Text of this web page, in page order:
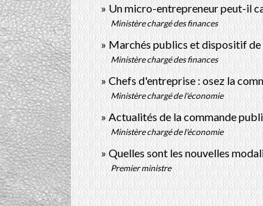
Un micro-entrepreneur peut-il
Ministère chargé des finances
Marchés publics et dispositif
Ministère chargé des finances
Chefs d'entreprise : osez la
Ministère chargé de l'économie
Actualités de la commande
Ministère chargé de l'économie
Quelles sont les nouvelles
Premier ministre